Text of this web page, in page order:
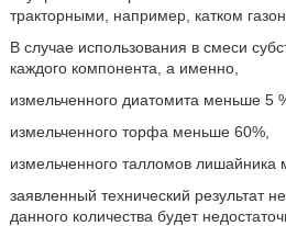
тракторными, например, катком
В случае использования в смеси
каждого компонента, а именно,
измельченного диатомита меньше 5
измельченного торфа меньше 60%,
измельченного талломов лишайника
заявленный технический результат не
данного количества будет